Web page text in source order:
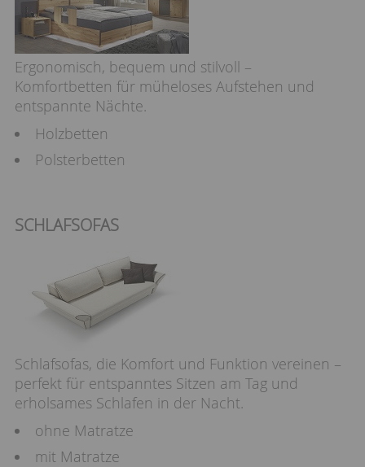
Ergonomisch, bequem und stilvoll –
Komfortbetten für müheloses Aufstehen und
entspannte Nächte.
Holzbetten
Polsterbetten
SCHLAFSOFAS
Schlafsofas, die Komfort und Funktion vereinen –
perfekt für entspanntes Sitzen am Tag und
erholsames Schlafen in der Nacht.
ohne Matratze
mit Matratze